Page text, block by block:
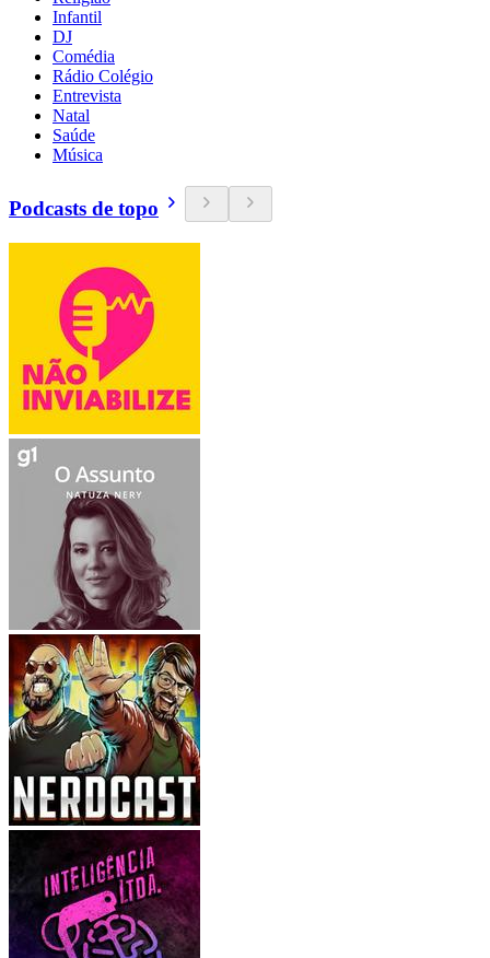
Infantil
DJ
Comédia
Rádio Colégio
Entrevista
Natal
Saúde
Música
Podcasts de topo